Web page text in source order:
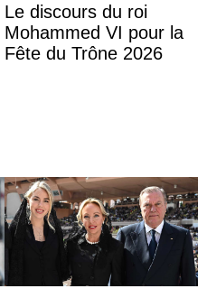
Le discours du roi
Mohammed VI pour la
Fête du Trône 2026